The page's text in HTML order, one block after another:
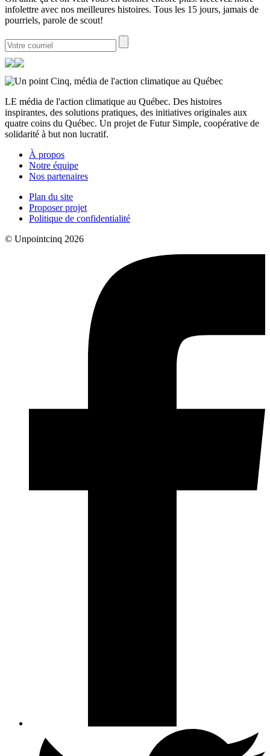
infolettre avec nos meilleures histoires. Tous les 15 jours, jamais de
pourriels, parole de scout!
LE média de l'action climatique au Québec. Des histoires
inspirantes, des solutions pratiques, des initiatives originales aux
quatre coins du Québec. Un projet de Futur Simple, coopérative de
solidarité à but non lucratif.
À propos
Notre équipe
Nos partenaires
Plan du site
Proposer projet
Politique de confidentialité
© Unpointcinq 2026